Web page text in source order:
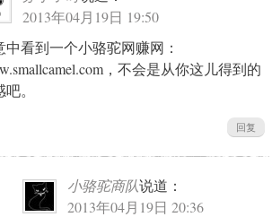
2013年04月19日 19:50
中看到一个小骆驼网赚网：
，不会是从你这儿得到的
。
回复
小骆驼商队说道：
2013年04月19日 20:36